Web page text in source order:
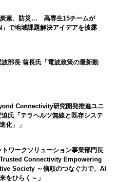
素、防災… 高専生15チームが
」で地域課題解決アイデアを披露
部長 翁長氏「電波政策の最新動
Connectivity研究開発推進ユニ
迫氏「テラヘルツ無線と既存システ
化」」
トワークソリューション事業部門長
Connectivity Empowering
Society ～信頼のつなぐ力で、AI
をひらく～」